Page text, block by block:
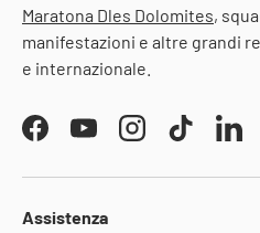
Maratona Dles Dolomites,
manifestazioni e altre grandi
e internazionale.
FacebookYouTubeInstagramTikTok
Assistenza